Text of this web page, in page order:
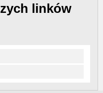
linków